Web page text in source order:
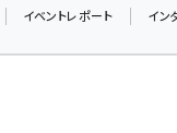
勝利の絆～ (2297)
イベントレポート イン